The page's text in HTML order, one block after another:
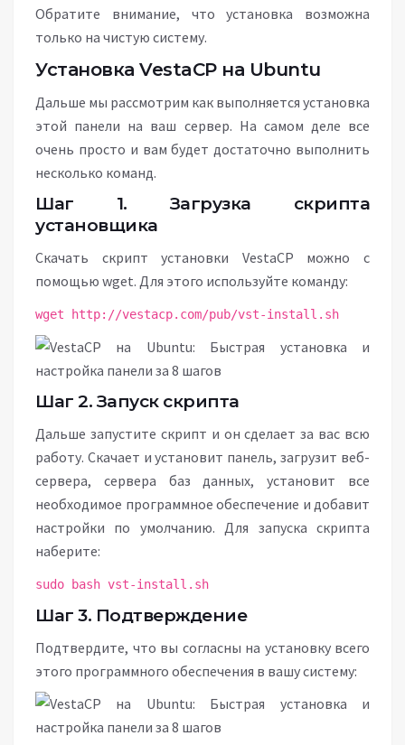
Обратите внимание, что установка возможна
только на чистую систему.
Установка VestaCP на Ubuntu
Дальше мы рассмотрим как выполняется установка
этой панели на ваш сервер. На самом деле все
очень просто и вам будет достаточно выполнить
несколько команд.
Шаг 1. Загрузка скрипта
установщика
Скачать скрипт установки VestaCP можно с
помощью wget. Для этого используйте команду:
wget http://vestacp.com/pub/vst-install.sh
Шаг 2. Запуск скрипта
Дальше запустите скрипт и он сделает за вас всю
работу. Скачает и установит панель, загрузит веб-
сервера, сервера баз данных, установит все
необходимое программное обеспечение и добавит
настройки по умолчанию. Для запуска скрипта
наберите:
sudo bash vst-install.sh
Шаг 3. Подтверждение
Подтвердите, что вы согласны на установку всего
этого программного обеспечения в вашу систему: